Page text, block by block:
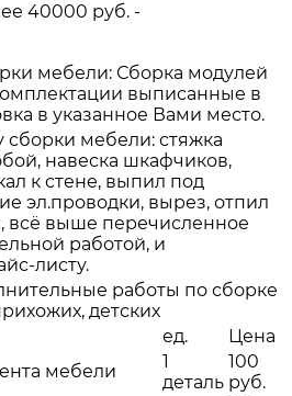
40000 руб. -
мебели: Сборка модулей
выписанные в
в указанное Вами место.
сборки мебели: стяжка
навеска шкафчиков,
к стене, выпил под
эл.проводки, вырез, отпил
всё выше перечисленное
работой, и
листу.
работы по сборке
детских
ед.
Цена
мебели
1
деталь
100
руб.